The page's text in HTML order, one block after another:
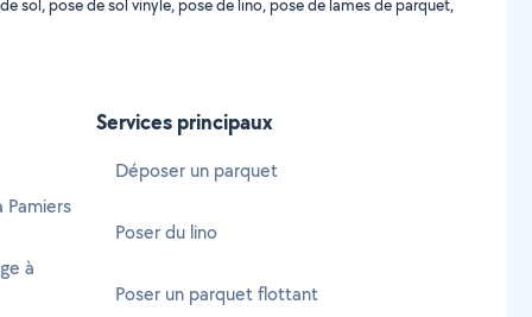
pose de sol vinyle, pose de lino, pose de lames de parquet,
à
Services principaux
Déposer un parquet
Poser du lino
Poser un parquet flottant